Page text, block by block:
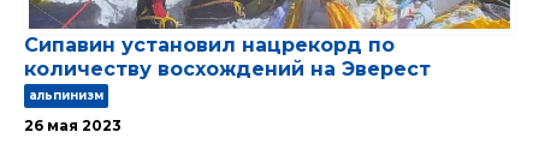
Сипавин установил нацрекорд по
количеству восхождений на Эверест
альпинизм
26 мая 2023